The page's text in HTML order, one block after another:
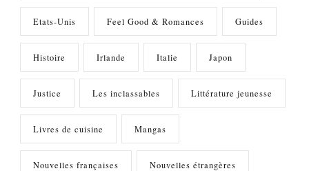
Etats-Unis Feel Good & Romances Guides
Histoire Irlande Italie Japon
Justice Les inclassables Littérature jeunesse
Livres de cuisine Mangas
Nouvelles françaises Nouvelles étrangères